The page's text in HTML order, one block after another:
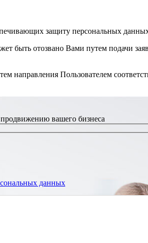
защиту персональных
быть отозвано Вами путем подачи
направления Пользователем
вашего бизнеса
данных